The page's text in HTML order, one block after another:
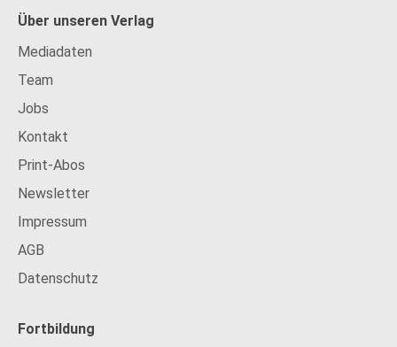
Über unseren Verlag
Mediadaten
Team
Jobs
Kontakt
Print-Abos
Newsletter
Impressum
AGB
Datenschutz
Fortbildung